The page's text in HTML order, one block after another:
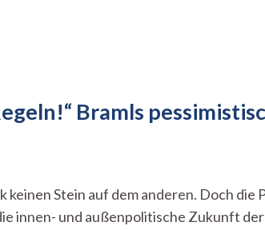
Bramls
Stein auf dem anderen. Doch die
innen- und außenpolitische Zukunft